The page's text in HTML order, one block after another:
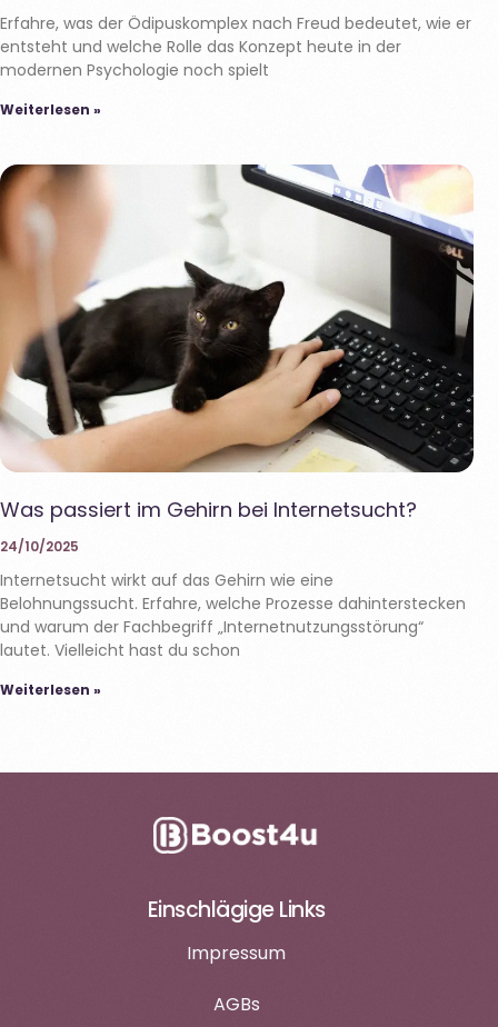
Erfahre, was der Ödipuskomplex nach Freud bedeutet, wie er
entsteht und welche Rolle das Konzept heute in der
modernen Psychologie noch spielt
Weiterlesen »
Was passiert im Gehirn bei Internetsucht?
24/10/2025
Internetsucht wirkt auf das Gehirn wie eine
Belohnungssucht. Erfahre, welche Prozesse dahinterstecken
und warum der Fachbegriff „Internetnutzungsstörung“
lautet. Vielleicht hast du schon
Weiterlesen »
Einschlägige Links
Impressum
AGBs